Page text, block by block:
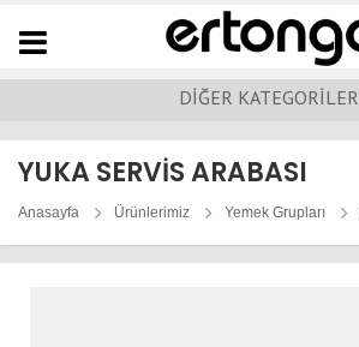
Navigation
DİĞER KATEGORİLER
YUKA SERVİS ARABASI
Anasayfa Ürünlerimiz Yemek Grupları